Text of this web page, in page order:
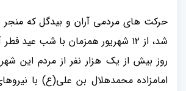
شد، از ۱۲ شهریور همزمان با شب عید
روز بیش از یک هزار نفر از مردم این
امامزاده محمدهلال بن علی(ع) با